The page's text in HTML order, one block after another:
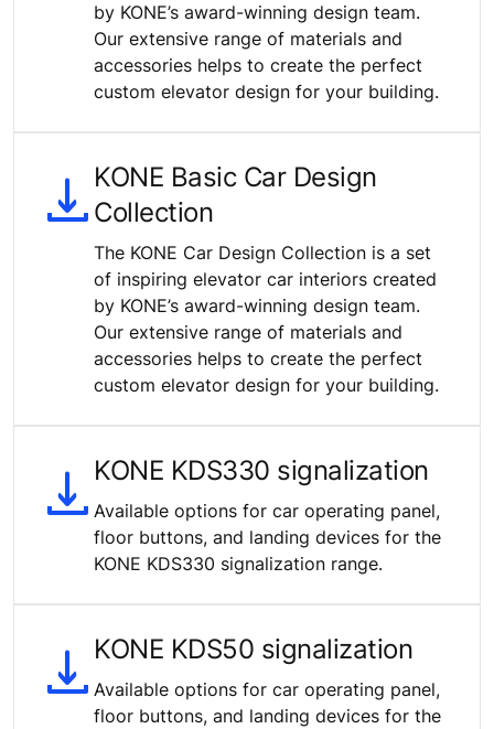
by KONE’s award-winning design team.
Our extensive range of materials and
accessories helps to create the perfect
custom elevator design for your building.
KONE Basic Car Design
Collection
The KONE Car Design Collection is a set
of inspiring elevator car interiors created
by KONE’s award-winning design team.
Our extensive range of materials and
accessories helps to create the perfect
custom elevator design for your building.
KONE KDS330 signalization
Available options for car operating panel,
floor buttons, and landing devices for the
KONE KDS330 signalization range.
KONE KDS50 signalization
Available options for car operating panel,
floor buttons, and landing devices for the